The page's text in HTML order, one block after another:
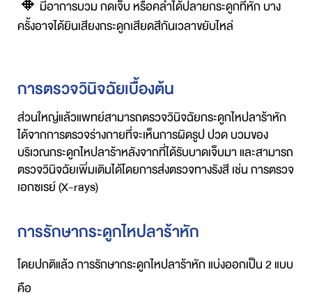
มีอาการบวม กดเจ็บ หรือคลำได้ปลายกระดูกที่หัก บาง
ครั้งอาจได้ยินเสียงกระดูกเสียดสีกันเวลาขยับไหล่
การตรวจวินิจฉัยเบื้องต้น
ส่วนใหญ่แล้วแพทย์สามารถตรวจวินิจฉัยกระดูกไหปลาร้าหัก
ได้จากการตรวจร่างกายที่จะเห็นการผิดรูป ปวด บวมของ
บริเวณกระดูกไหปลาร้าหลังจากที่ได้รับบาดเจ็บมา และสามารถ
ตรวจวินิจฉัยเพิ่มเติมได้โดยการส่งตรวจทางรังสี เช่น การตรวจ
เอกซเรย์(X-rays)
การรักษากระดูกไหปลาร้าหัก
โดยปกติแล้ว การรักษากระดูกไหปลาร้าหัก แบ่งออกเป็น 2 แบบ
คือ